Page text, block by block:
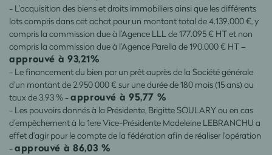
- L’acquisition des biens et droits immobiliers ainsi que les différents
lots compris dans cet achat pour un montant total de 4.139.000 €, y
compris la commission due à l’Agence LLL de 177.095 € HT et non
compris la commission due à l’Agence Parella de 190.000 € HT –
approuvé à 93,21%
- Le financement du bien par un prêt auprès de la Société générale
d’un montant de 2.950 000 € sur une durée de 180 mois (15 ans) au
taux de 3.93 % -approuvé à 95,77 %
- Les pouvoirs donnés à la Présidente, Brigitte SOULARY ou en cas
d’empêchement à la 1ere Vice-Présidente Madeleine LEBRANCHU a
effet d’agir pour le compte de la fédération afin de réaliser l’opération
-approuvé à 86,03 %